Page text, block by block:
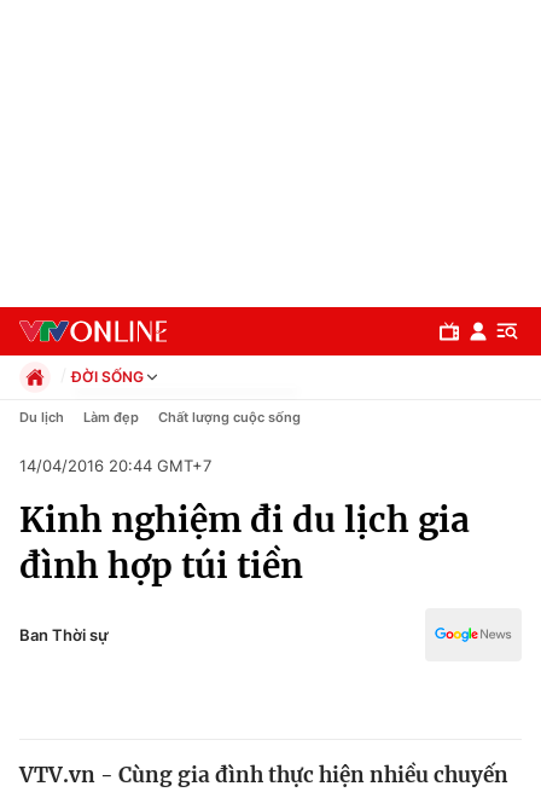
Chuyên mục
Chính trị
ĐỜI SỐNG
Chính trị
Pháp luật
Kinh tế
Thể thao
Truyền hình
Y tế
Du lịch Làm đẹp Chất lượng cuộc sống
14/04/2016 20:44 GMT+7
Kinh nghiệm đi du lịch gia
đình hợp túi tiền
Ban Thời sự
VTV.vn - Cùng gia đình thực hiện nhiều chuyến